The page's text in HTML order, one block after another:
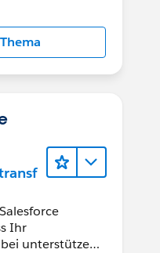
Ihr
unterstützen